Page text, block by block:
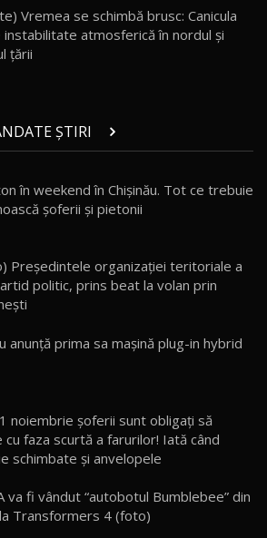
23:36
ZEEKR 7X / Test Drive AutoBlog.MD
29:08
BYD Dolphin Surf / Test Drive
Mazda 6e / Test Drive AutoBlog.MD
& Co 01 / Test Drive AutoBlog.MD
009: Cel mai Performant și Confortabil
Electric Testat în Moldova / AutoBlog.MD
Exclusiv și Puternic Defender Testat în
Vremea se schimbă brusc: Canicula
instabilitate atmosferică în nordul și
țării
ȘTIRI
în weekend în Chișinău. Tot ce trebuie
șoferii și pietonii
Președintele organizației teritoriale a
politic, prins beat la volan prin
anunţă prima sa maşină plug-in hybrid
noiembrie şoferii sunt obligaţi să
cu faza scurtă a farurilor! Iată când
schimbate şi anvelopele
va fi vândut “autobotul Bumblebee” din
Transformers 4 (foto)